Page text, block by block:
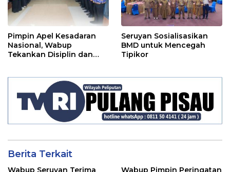
Pimpin Apel Kesadaran
Nasional, Wabup
Tekankan Disiplin dan
Seruyan Sosialisasikan
BMD untuk Mencegah
Tipikor
Berita Terkait
Wabup Seruyan Terima Wabup Pimpin Peringatan